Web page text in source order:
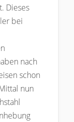
Dieses
bei
nach
schon
nun